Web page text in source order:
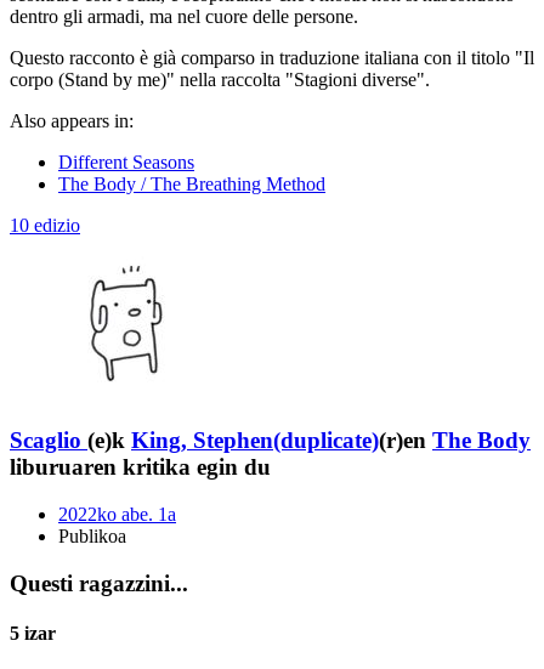
dentro gli armadi, ma nel cuore delle persone.
Questo racconto è già comparso in traduzione italiana con il titolo "Il
corpo (Stand by me)" nella raccolta "Stagioni diverse".
Also appears in:
Different Seasons
The Body / The Breathing Method
10 edizio
Scaglio (e)k King, Stephen(duplicate)(r)en The Body
liburuaren kritika egin du
2022ko abe. 1a
Publikoa
Questi ragazzini...
5 izar